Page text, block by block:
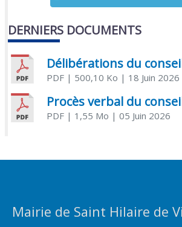
DERNIERS DOCUMENTS
PDF| 500,10 Ko | 18 Juin 2026
PDF| 1,55 Mo | 05 Juin 2026
Mairie de Saint Hilaire de